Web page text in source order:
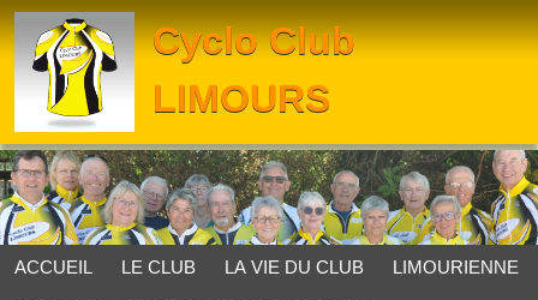
Cyclo Club
LIMOURS
ACCUEIL LE CLUB LA VIE DU CLUB LIMOURIENNE
Panneau de gestion des cookies